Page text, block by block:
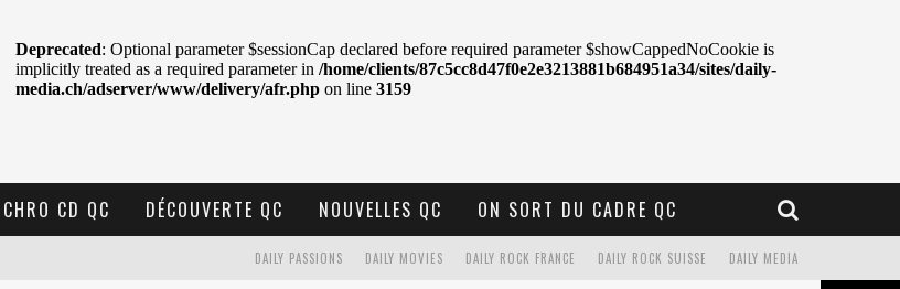
CHRO CD QC DÉCOUVERTE QC NOUVELLES QC ON SORT DU CADRE QC
DAILY MEDIA
DAILY ROCK SUISSE
DAILY ROCK FRANCE
DAILY MOVIES
DAILY PASSIONS